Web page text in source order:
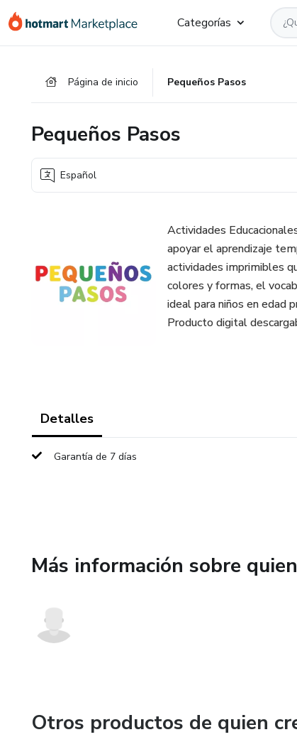
Categorías
Página de inicio Pequeños Pasos
Pequeños Pasos
Español
Actividades
apoyar el aprendizaje
actividades imprimibles
colores y formas, el
ideal para niños en edad
Producto digital
Detalles
Garantía de 7 días
Más información sobre
Otros productos de quien